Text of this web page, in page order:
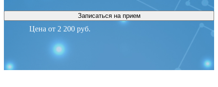
Записаться на прием
Цена от 2 200 руб.